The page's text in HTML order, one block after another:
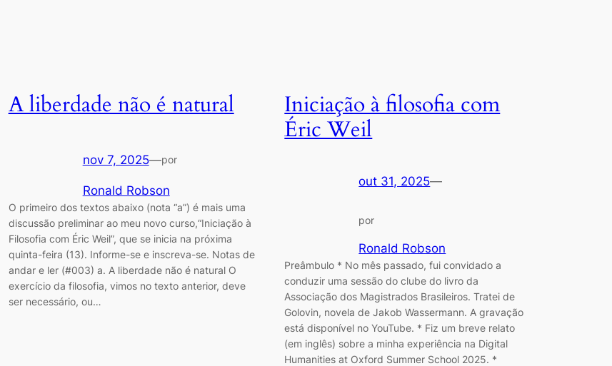
A liberdade não é natural
nov 7, 2025—por
Ronald Robson
O primeiro dos textos abaixo (nota “a”) é mais uma
discussão preliminar ao meu novo curso,“Iniciação à
Filosofia com Éric Weil”, que se inicia na próxima
quinta-feira (13). Informe-se e inscreva-se. Notas de
andar e ler (#003) a. A liberdade não é natural O
exercício da filosofia, vimos no texto anterior, deve
ser necessário, ou…
Iniciação à filosofia com
Éric Weil
out 31, 2025—
por
Ronald Robson
Preâmbulo * No mês passado, fui convidado a
conduzir uma sessão do clube do livro da
Associação dos Magistrados Brasileiros. Tratei de
Golovin, novela de Jakob Wassermann. A gravação
está disponível no YouTube. * Fiz um breve relato
(em inglês) sobre a minha experiência na Digital
Humanities at Oxford Summer School 2025. *